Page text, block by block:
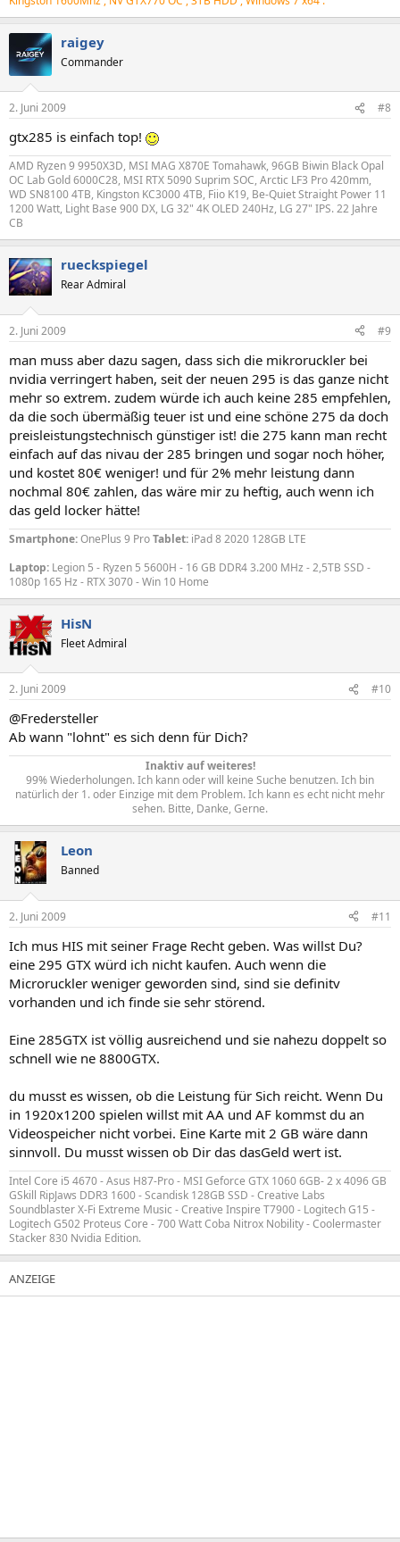
raigey
Commander
2. Juni 2009 #8
gtx285 is einfach top!
AMD Ryzen 9 9950X3D, MSI MAG X870E Tomahawk, 96GB Biwin Black Opal
OC Lab Gold 6000C28, MSI RTX 5090 Suprim SOC, Arctic LF3 Pro 420mm,
WD SN8100 4TB, Kingston KC3000 4TB, Fiio K19, Be-Quiet Straight Power 11
1200 Watt, Light Base 900 DX, LG 32" 4K OLED 240Hz, LG 27" IPS. 22 Jahre
CB
rueckspiegel
Rear Admiral
2. Juni 2009 #9
man muss aber dazu sagen, dass sich die mikroruckler bei
nvidia verringert haben, seit der neuen 295 is das ganze nicht
mehr so extrem. zudem würde ich auch keine 285 empfehlen,
da die soch übermäßig teuer ist und eine schöne 275 da doch
preisleistungstechnisch günstiger ist! die 275 kann man recht
einfach auf das nivau der 285 bringen und sogar noch höher,
und kostet 80€ weniger! und für 2% mehr leistung dann
nochmal 80€ zahlen, das wäre mir zu heftig, auch wenn ich
das geld locker hätte!
Smartphone:OnePlus 9 ProTablet: iPad 8 2020 128GB LTE
Laptop: Legion 5 - Ryzen 5 5600H - 16 GB DDR4 3.200 MHz - 2,5TB SSD -
1080p 165 Hz - RTX 3070 - Win 10 Home
HisN
Fleet Admiral
2. Juni 2009 #10
@Fredersteller
Ab wann "lohnt" es sich denn für Dich?
Inaktiv auf weiteres!
99% Wiederholungen. Ich kann oder will keine Suche benutzen. Ich bin
natürlich der 1. oder Einzige mit dem Problem. Ich kann es echt nicht mehr
sehen. Bitte, Danke, Gerne.​
Leon
Banned
2. Juni 2009 #11
Ich mus HIS mit seiner Frage Recht geben. Was willst Du?
eine 295 GTX würd ich nicht kaufen. Auch wenn die
Microruckler weniger geworden sind, sind sie definitv
vorhanden und ich finde sie sehr störend.
Eine 285GTX ist völlig ausreichend und sie nahezu doppelt so
schnell wie ne 8800GTX.
du musst es wissen, ob die Leistung für Sich reicht. Wenn Du
in 1920x1200 spielen willst mit AA und AF kommst du an
Videospeicher nicht vorbei. Eine Karte mit 2 GB wäre dann
sinnvoll. Du musst wissen ob Dir das dasGeld wert ist.
Intel Core i5 4670 - Asus H87-Pro - MSI Geforce GTX 1060 6GB- 2 x 4096 GB
GSkill RipJaws DDR3 1600 - Scandisk 128GB SSD - Creative Labs
Soundblaster X-Fi Extreme Music - Creative Inspire T7900 - Logitech G15 -
Logitech G502 Proteus Core - 700 Watt Coba Nitrox Nobility - Coolermaster
Stacker 830 Nvidia Edition.